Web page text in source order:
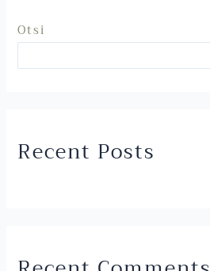
Otsi
Recent Posts